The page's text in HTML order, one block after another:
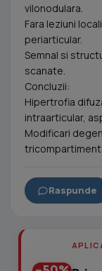
vilonodulara.
Fara leziuni
periarticular.
Semnal si
scanate.
Concluzii:
Hipertrofia
intraarticular,
Modificari
Raspunde